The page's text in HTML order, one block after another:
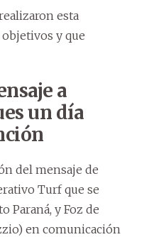
esta
y que
a
un día
del mensaje de
Turf que se
Paraná, y Foz de
en comunicación